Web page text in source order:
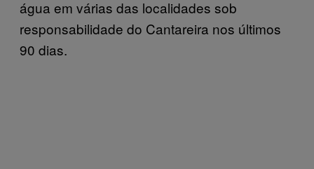
água em várias das localidades sob
responsabilidade do Cantareira nos últimos
90 dias.